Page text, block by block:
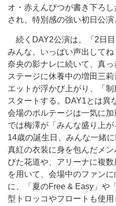
オ・赤えんぴつが書き下ろ
され、特別感の強い初日公演
続くDAY2公演は、「2日
みんな、いっぱい声出して
奈央の影ナレに続いて、真っ
ステージに休養中の増田三
エットが浮かび上がり、「
スタートする。DAY1とは異
会場のボルテージは一気に加
では梅澤が「みんな盛り上
14歳の誕生日、みんな一緒
真紅の衣装に身を包んだメ
びた花道や、アリーナに複
を用いて、会場中のファン
に、「夏のFree & Easy」や
型トロッコやフロートも使